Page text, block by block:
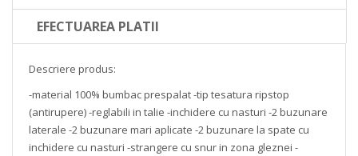
EFECTUAREA PLATII
Descriere produs:
-material 100% bumbac prespalat -tip tesatura ripstop
(antirupere) -reglabili in talie -inchidere cu nasturi -2 buzunare
laterale -2 buzunare mari aplicate -2 buzunare la spate cu
inchidere cu nasturi -strangere cu snur in zona gleznei -